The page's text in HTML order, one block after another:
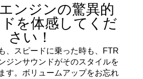
エンジンの驚異的
を体感してくだ
さい！
、スピードに乗った時も、FTR
ジンサウンドがそのスタイルを
す。ボリュームアップをお忘れ